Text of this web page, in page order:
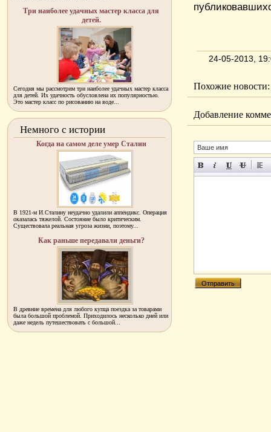
24-05-2013,
Похожие новости:
Добавление
Три наиболее удачных мастер класса для
детей.
Сегодня мы рассмотрим три наиболее удачных мастер класса
для детей. Их удачность обусловлена их популярностью.
Это мастер класс по рисованию на воде...
Немного с истории
Когда на самом деле умер Сталин
В 1921-м И.Сталину неудачно удалили аппендикс. Операция
оказалась тяжелой. Состояние было критическим.
Существовала реальная угроза жизни, поэтому...
Как раньше передавали деньги?
В древние времена для любого купца поездка за товарами
была большой проблемой. Приходилось несколько дней или
даже недель путешествовать с большой...